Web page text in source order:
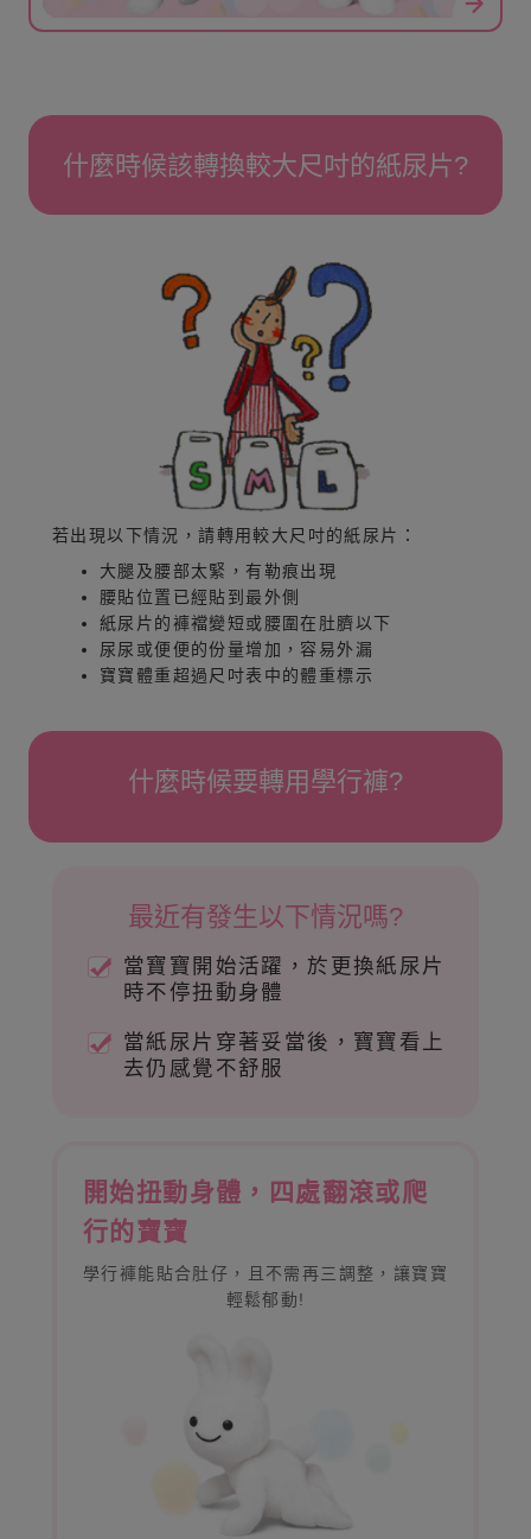
什麼時候該轉換較大尺吋的紙尿片?
若出現以下情況，請轉用較大尺吋的紙尿片：
大腿及腰部太緊，有勒痕出現
腰貼位置已經貼到最外側
紙尿片的褲襠變短或腰圍在肚臍以下
尿尿或便便的份量增加，容易外漏
寶寶體重超過尺吋表中的體重標示
什麼時候要轉用學行褲?
最近有發生以下情況嗎?
當寶寶開始活躍，於更換紙尿片
時不停扭動身體
當紙尿片穿著妥當後，寶寶看上
去仍感覺不舒服
開始扭動身體，四處翻滾或爬
行的寶寶
學行褲能貼合肚仔，且不需再三調整，讓寶寶
輕鬆郁動!